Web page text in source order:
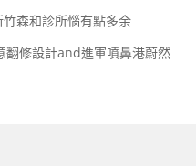
森和診所惱有點多余
翻修設計and進軍噴鼻港蔚然